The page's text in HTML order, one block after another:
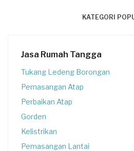
KATEGORI
Jasa Rumah Tangga
Tukang Ledeng Borongan
Pemasangan Atap
Perbaikan Atap
Gorden
Kelistrikan
Pemasangan Lantai